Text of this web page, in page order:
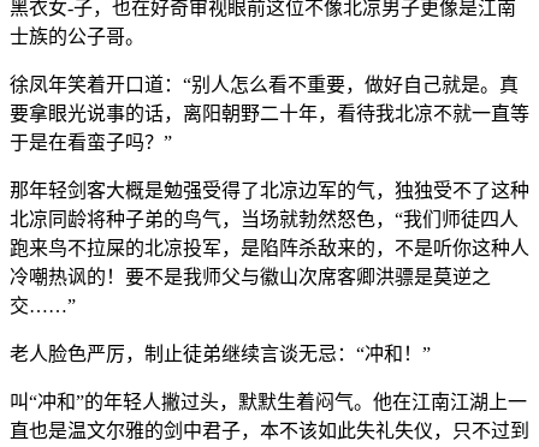
黑衣女-子，也在好奇审视眼前这位不像北凉男子更像是江南
士族的公子哥。
徐凤年笑着开口道：“别人怎么看不重要，做好自己就是。真
要拿眼光说事的话，离阳朝野二十年，看待我北凉不就一直等
于是在看蛮子吗？”
那年轻剑客大概是勉强受得了北凉边军的气，独独受不了这种
北凉同龄将种子弟的鸟气，当场就勃然怒色，“我们师徒四人
跑来鸟不拉屎的北凉投军，是陷阵杀敌来的，不是听你这种人
冷嘲热讽的！要不是我师父与徽山次席客卿洪骠是莫逆之
交……”
老人脸色严厉，制止徒弟继续言谈无忌：“冲和！”
叫“冲和”的年轻人撇过头，默默生着闷气。他在江南江湖上一
直也是温文尔雅的剑中君子，本不该如此失礼失仪，只不过到